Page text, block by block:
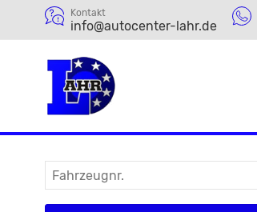
Kontakt
info@autocenter-lahr.de
Fahrzeugnr.